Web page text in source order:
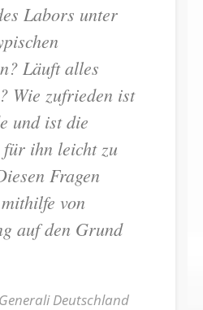
Labors unter
Läuft alles
Wie zufrieden ist
und ist die
für ihn leicht zu
Fragen
von
auf den Grund
Deutschland